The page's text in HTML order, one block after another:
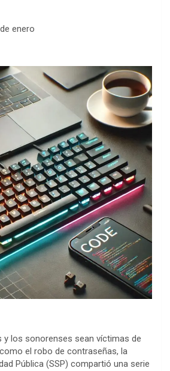
enero
y los sonorenses sean víctimas de
el robo de contraseñas, la
Pública (SSP) compartió una serie